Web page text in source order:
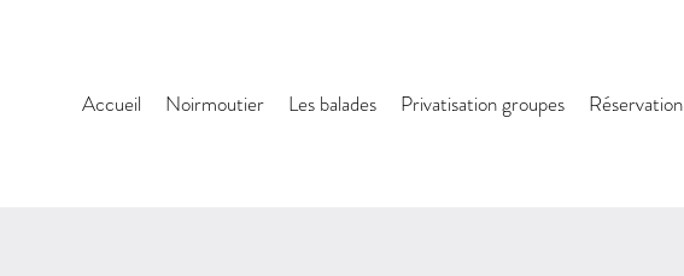
Accueil Noirmoutier Les balades Privatisation groupes Réservation